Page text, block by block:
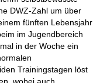
DWZ-Zahl um über
fünften Lebensjahr
im Jugendbereich
in der Woche ein
Trainingstagen löst